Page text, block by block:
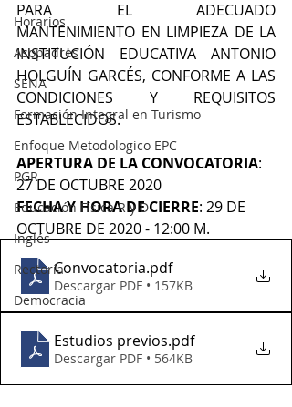
Horarios
Asopadres
SENA
Formación Integral en Turismo
Enfoque Metodologico EPC
PGR
Educación Física R y D
Inglés
Rectoría
Democracia
PARA EL ADECUADO
MANTENIMIENTO EN LIMPIEZA DE LA
INSTITUCIÓN EDUCATIVA ANTONIO
HOLGUÍN GARCÉS, CONFORME A LAS
CONDICIONES Y REQUISITOS
ESTABLECIDOS.
APERTURA DE LA CONVOCATORIA:
27 DE OCTUBRE 2020
FECHA Y HORA DE CIERRE: 29 DE
OCTUBRE DE 2020 - 12:00 M.
Convocatoria.pdf
Descargar PDF • 157KB
Estudios previos.pdf
Descargar PDF • 564KB